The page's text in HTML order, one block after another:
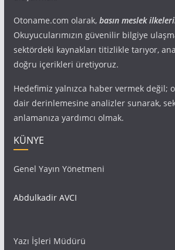
Otoname.com olarak, basın meslek
Okuyucularımızın güvenilir bilgiye
sektördeki kaynakları titizlikle tarıyor,
doğru içerikleri üretiyoruz.
Hedefimiz yalnızca haber vermek değil;
dair derinlemesine analizler sunarak,
anlamanıza yardımcı olmak.
KÜNYE
Genel Yayın Yönetmeni
Abdulkadir AVCI
Yazı İşleri Müdürü